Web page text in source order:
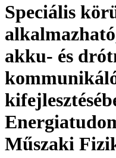
Speciális
akku- és
Műszaki